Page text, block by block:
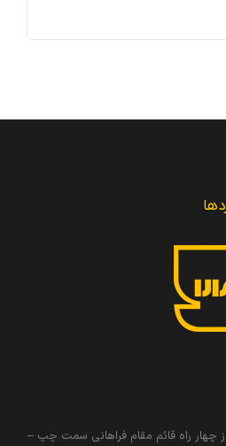
چهار راه قائم مقام فراهانی سمت چپ –